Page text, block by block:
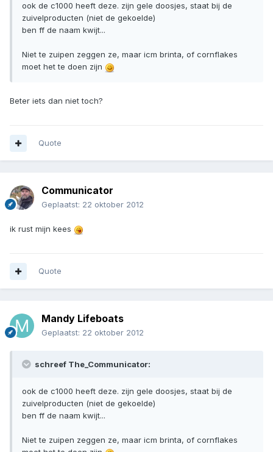
ook de c1000 heeft deze. zijn gele doosjes, staat bij de
zuivelproducten (niet de gekoelde)
ben ff de naam kwijt...
Niet te zuipen zeggen ze, maar icm brinta, of cornflakes
moet het te doen zijn
Beter iets dan niet toch?
Quote
Communicator
Geplaatst: 22 oktober 2012
ik rust mijn kees
Quote
Mandy Lifeboats
Geplaatst: 22 oktober 2012
schreef The_Communicator:
ook de c1000 heeft deze. zijn gele doosjes, staat bij de
zuivelproducten (niet de gekoelde)
ben ff de naam kwijt...
Niet te zuipen zeggen ze, maar icm brinta, of cornflakes